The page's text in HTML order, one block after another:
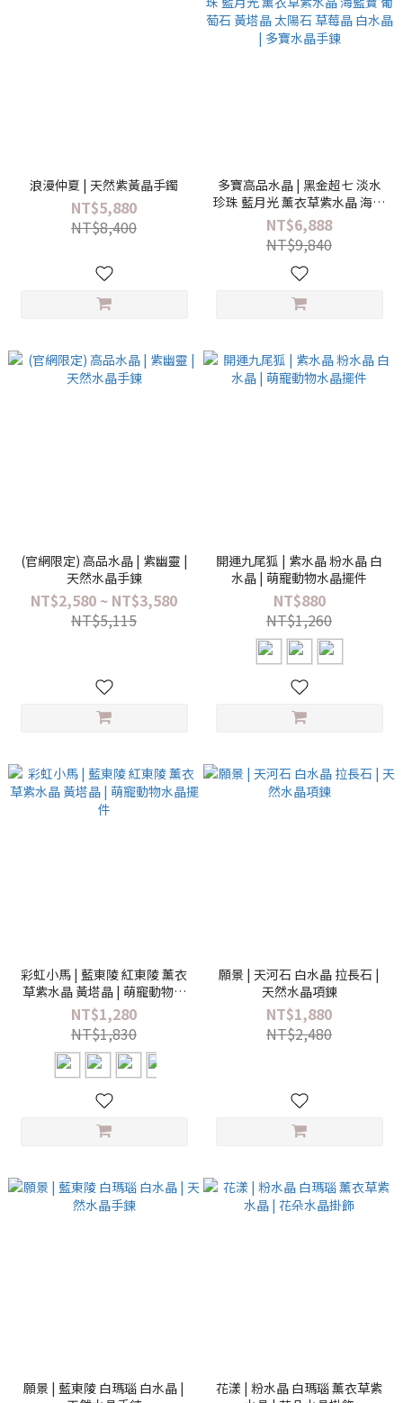
浪漫仲夏 | 天然紫黃晶手鐲
NT$5,880
NT$8,400
多寶高品水晶 | 黑金超七 淡水
珍珠 藍月光 薰衣草紫水晶 海藍
寶 葡萄石 黃塔晶 太陽石 草莓晶
白水晶 | 多寶水晶手鍊
NT$6,888
NT$9,840
(官網限定) 高品水晶 | 紫幽靈 |
天然水晶手鍊
NT$2,580 ~ NT$3,580
NT$5,115
開運九尾狐 | 紫水晶 粉水晶 白
水晶 | 萌寵動物水晶擺件
NT$880
NT$1,260
彩虹小馬 | 藍東陵 紅東陵 薰衣
草紫水晶 黃塔晶 | 萌寵動物水
晶擺件
NT$1,280
NT$1,830
願景 | 天河石 白水晶 拉長石 |
天然水晶項鍊
NT$1,880
NT$2,480
願景 | 藍東陵 白瑪瑙 白水晶 |
花漾 | 粉水晶 白瑪瑙 薰衣草紫